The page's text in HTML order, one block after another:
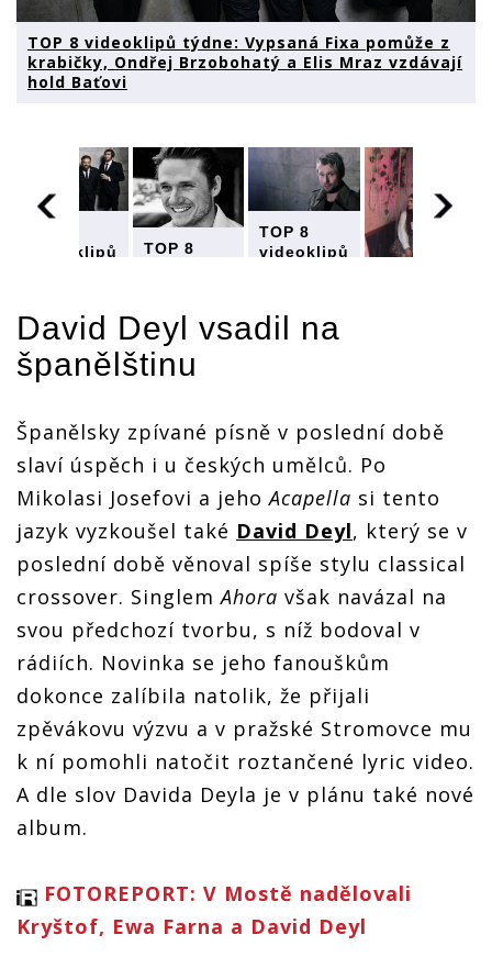
TOP 8 videoklipů týdne: Vypsaná Fixa pomůže z
krabičky, Ondřej Brzobohatý a Elis Mraz vzdávají
hold Baťovi
videoklipů
pomůže z
krabičky,
Ondřej
Mraz
vzdávají
hold
Baťovi
TOP 8
Fixa
pomůže z
krabičky,
a Elis
vzdávají
hold
Baťovi
TOP 8
videoklipů
pomůže z
Mraz
vzdávají
hold
Baťovi
Brzobohatý
a Elis
Mraz
vzdávají
Baťovi
David Deyl vsadil na
španělštinu
Španělsky zpívané písně v poslední době
slaví úspěch i u českých umělců. Po
Mikolasi Josefovi a jehoAcapella si tento
jazyk vyzkoušel také David Deyl, který se v
poslední době věnoval spíše stylu classical
crossover. SinglemAhora však navázal na
svou předchozí tvorbu, s níž bodoval v
rádiích. Novinka se jeho fanouškům
dokonce zalíbila natolik, že přijali
zpěvákovu výzvu a v pražské Stromovce mu
k ní pomohli natočit roztančené lyric video.
A dle slov Davida Deyla je v plánu také nové
album.
FOTOREPORT: V Mostě nadělovali
Kryštof, Ewa Farna a David Deyl